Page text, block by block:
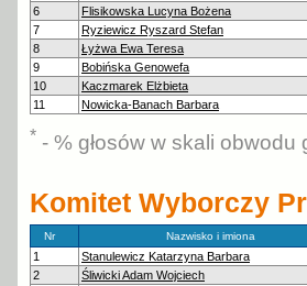
6
Flisikowska Lucyna Bożena
7
Ryziewicz Ryszard Stefan
8
Łyżwa Ewa Teresa
9
Bobińska Genowefa
10
Kaczmarek Elżbieta
11
Nowicka-Banach Barbara
* - % głosów w skali obwodu
Komitet Wyborczy
Nr Nazwisko i imiona
1
Stanulewicz Katarzyna Barbara
2
Śliwicki Adam Wojciech